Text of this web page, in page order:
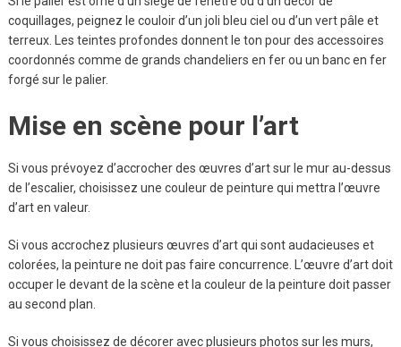
coquillages, peignez le couloir d’un joli bleu ciel ou d’un vert pâle et
terreux. Les teintes profondes donnent le ton pour des accessoires
coordonnés comme de grands chandeliers en fer ou un banc en fer
forgé sur le palier.
Mise en scène pour l’art
Si vous prévoyez d’accrocher des œuvres d’art sur le mur au-dessus
de l’escalier, choisissez une couleur de peinture qui mettra l’œuvre
d’art en valeur.
Si vous accrochez plusieurs œuvres d’art qui sont audacieuses et
colorées, la peinture ne doit pas faire concurrence. L’œuvre d’art doit
occuper le devant de la scène et la couleur de la peinture doit passer
au second plan.
Si vous choisissez de décorer avec plusieurs photos sur les murs,